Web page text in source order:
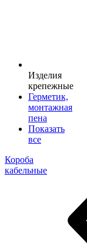
Изделия
крепежные
Герметик,
монтажная
пена
Показать
все
Короба
кабельные